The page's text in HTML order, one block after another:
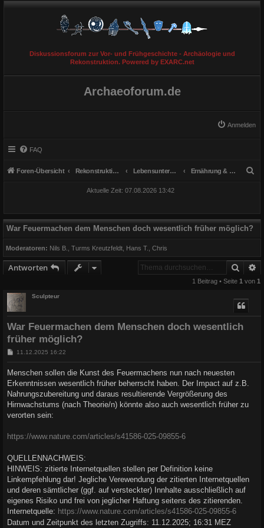
Diskussionsforum zur Vor- und Frühgeschichte - Archäologie und
Rekonstruktion. Powered by EXARC.net
Archaeoforum.de
Anmelden
FAQ
Foren-Übersicht Rekonstruktionen Lebensunterhalt & Ernährung Ernährung & Küche
Aktuelle Zeit: 07.08.2026 13:42
War Feuermachen dem Menschen doch wesentlich früher möglich?
Moderatoren: Nils B. ,Turms Kreutzfeldt Hans T. ,Chris
Antworten Suche
1 Beitrag • Seite 1 von 1
Sculpteur
War Feuermachen dem Menschen doch wesentlich
früher möglich?
B
t
r
a
g
11.12.2025 16:22
Menschen sollen die Kunst des Feuermachens nun nach neuesten
Erkenntnissen wesentlich früher beherrscht haben. Der Impact auf z.B.
Nahrungszubereitung und daraus resultierende Vergrößerung des
Hirnwachstums (nach Theorie/n) könnte also auch wesentlich früher zu
verorten sein:
https://www.nature.com/articles/s41586-025-09855-6
QUELLENNACHWEIS:
HINWEIS: zitierte Internetquellen stellen per Definition keine
Linkempfehlung dar! Jegliche Verewendung der zitierten Internetquellen
und deren sämtlicher (ggf. auf versteckter) Innhalte ausschließlich auf
eigenes Risiko und frei von jeglicher Haftung seitens des zitierenden.
Internetquelle: https://www.nature.com/articles/s41586-025-09855-6
Datum und Zeitpunkt des letzten Zugriffs: 11.12.2025; 16:31 MEZ